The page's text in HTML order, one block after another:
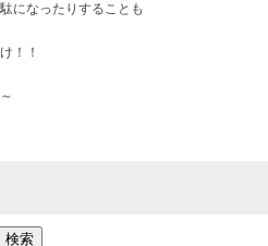
になったりすることも
！！